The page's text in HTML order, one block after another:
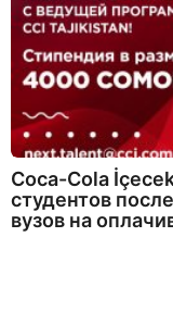
Coca-Cola
студентов
вузов на